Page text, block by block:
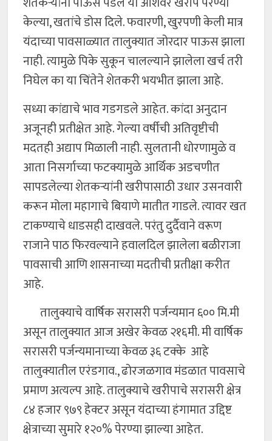
केल्या, खतांचे डोस दिले. फवारणी, खुरपणी केली मात्र
यंदाच्या पावसाळ्यात तालुक्यात जोरदार पाऊस झाला
नाही. त्यामुळे पिके सुकून चालल्याने झालेला खर्च तरी
निघेल का या चिंतेने शेतकरी भयभीत झाला आहे.
सध्या कांद्याचे भाव गडगडले आहेत. कांदा अनुदान
अजूनही प्रतीक्षेत आहे. गेल्या वर्षीची अतिवृष्टीची
मदतही अद्याप मिळाली नाही. सुलतानी धोरणामुळे व
आता निसर्गाच्या फटक्यामुळे आर्थिक अडचणीत
सापडलेल्या शेतकऱ्यांनी खरीपासाठी उधार उसनवारी
करून मोला महागाचे बियाणे मातीत गाडले. त्यावर खत
टाकण्याचे धाडसही दाखवले. परंतु दुर्दैवाने वरूण
राजाने पाठ फिरवल्याने हवालदिल झालेला बळीराजा
पावसाची आणि शासनाच्या मदतीची प्रतीक्षा करीत
आहे.
तालुक्याचे वार्षिक सरासरी पर्जन्यमान ६०० मि.मी
असून तालुक्यात आज अखेर केवळ २१६मी. मी वार्षिक
सरासरी पर्जन्यमानाच्या केवळ ३६ टक्के आहे
तालुक्यातील एरंडगाव., ढोरजळगाव मंडळात पावसाचे
प्रमाण अत्यल्प आहे. तालुक्याचे खरीपाचे सरासरी क्षेत्र
८४ हजार ९७९ हेक्टर असून यंदाच्या हंगामात उद्दिष्ट
क्षेत्राच्या सुमारे १२०% पेरण्या झाल्या आहेत.